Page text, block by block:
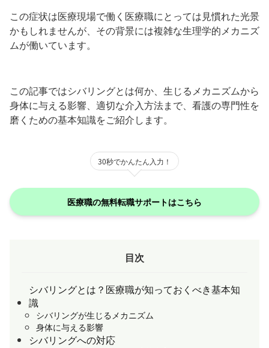
この症状は医療現場で働く医療職にとっては見慣れた光景
かもしれませんが、その背景には複雑な生理学的メカニズ
ムが働いています。
この記事ではシバリングとは何か、生じるメカニズムから
身体に与える影響、適切な介入方法まで、看護の専門性を
磨くための基本知識をご紹介します。
30秒でかんたん入力！
医療職の無料転職サポートはこちら
目次
シバリングとは？医療職が知っておくべき基本知
識
シバリングが生じるメカニズム
身体に与える影響
シバリングへの対応